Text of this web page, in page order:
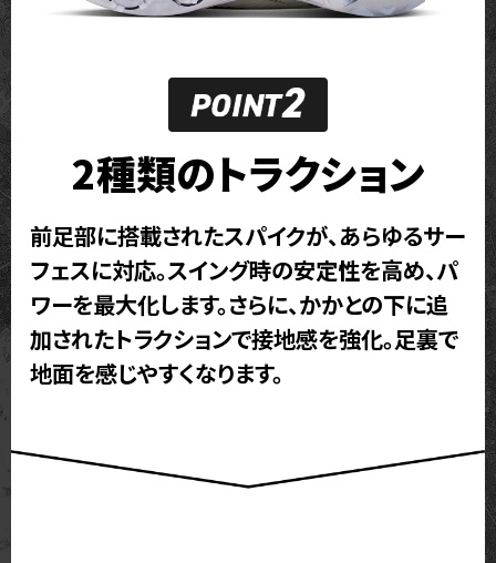
2種類のトラクション
前足部に搭載されたスパイクが、あらゆるサー
フェスに対応。スイング時の安定性を高め、パ
ワーを最大化します。さらに、かかとの下に追
加されたトラクションで接地感を強化。足裏で
地面を感じやすくなります。